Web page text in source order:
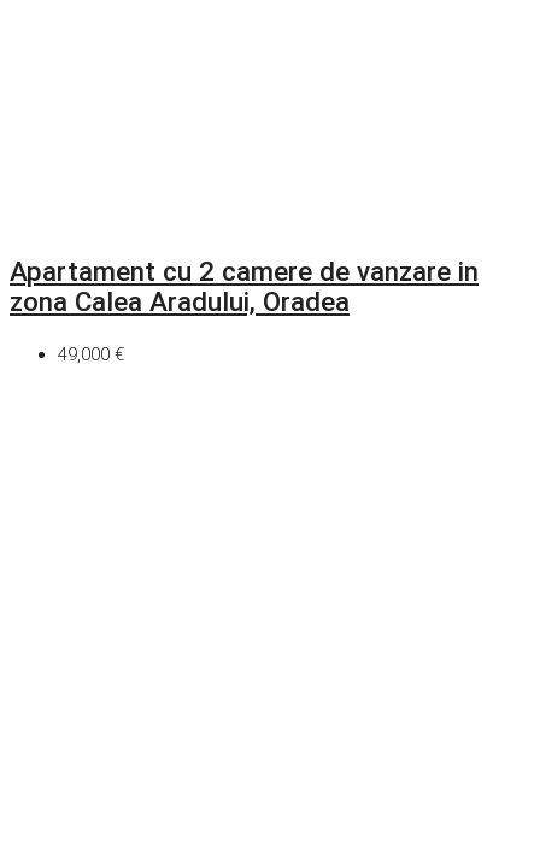
Apartament cu 2 camere de vanzare in
zona Calea Aradului, Oradea
49,000 €